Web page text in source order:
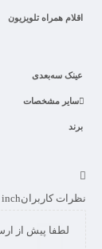
اقلام همراه تلویزیون
عینک سه‌بعدی
سایر مشخصات
برند
نظرات کاربران